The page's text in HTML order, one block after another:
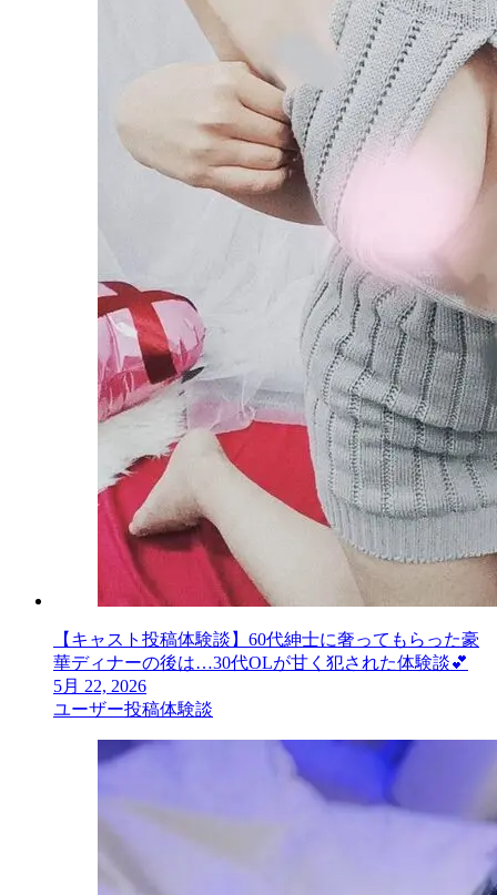
【キャスト投稿体験談】60代紳士に奢ってもらった豪
華ディナーの後は…30代OLが甘く犯された体験談💕
5月 22, 2026
ユーザー投稿体験談